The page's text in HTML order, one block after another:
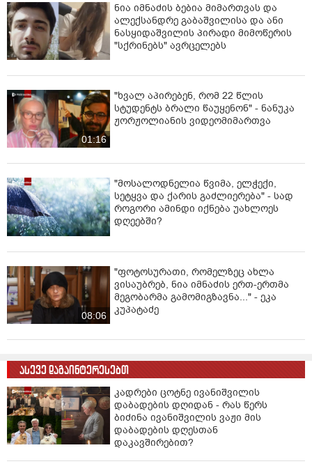
ნია იმნაძის ბებია მიმართვას და
ალექსანდრე გაბაშვილისა და ანი
ნასყიდაშვილის პირადი მიმოწერის
"სქრინებს" ავრცელებს
01:16
"ხვალ აპირებენ, რომ 22 წლის
სტუდენტს ბრალი წაუყენონ" - ნანუკა
ჟორჟოლიანის ვიდეომიმართვა
"მოსალოდნელია წვიმა, ელჭექი,
სეტყვა და ქარის გაძლიერება" - სად
როგორი ამინდი იქნება უახლოეს
დღეებში?
08:06
"ფოტოსურათი, რომელზეც ახლა
ვისაუბრებ, ნია იმნაძის ერთ-ერთმა
მეგობარმა გამომიგზავნა..." - ეკა
კუპატაძე
ასევე დაგაინტერესებთ
კადრები ცოტნე ივანიშვილის
დაბადების დღიდან - რას წერს
ბიძინა ივანიშვილის ვაჟი მის
დაბადების დღესთან
დაკავშირებით?